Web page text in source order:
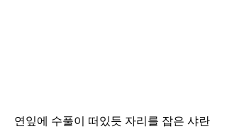
연잎에 수풀이 떠있듯 자리를 잡은 샤란